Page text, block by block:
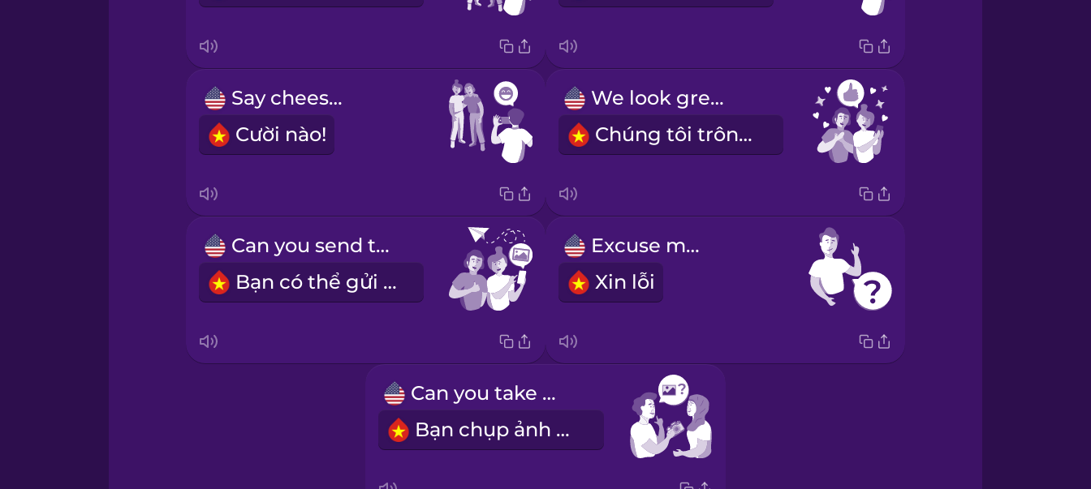
Romanian
Samoan
Serbian
Swahili
Say cheese!
Cười nào!
We look great!
Chúng tôi trông thật tuyệt!
Can you send that photo to me?
Bạn có thể gửi ảnh đó cho tôi được không?
Excuse me!
Xin lỗi
Can you take my photo?
Bạn chụp ảnh giúp tôi được không?